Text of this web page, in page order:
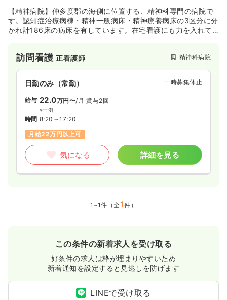
【精神病院】仲多度郡の海側に位置する、精神科専門の病院で
す。認知症治療病棟・精神一般病床・精神療養病床の3区分に分
かれ計186床の病床を有しています。在宅看護にも力を入れて
訪問看護正看護師 精神科病院
日勤のみ（常勤） 一時募集休止
給与 22.0万円〜/月 賞与2回
※一例
時間 8:20～17:20
月給22万円以上可
気になる 詳細を見る
1~1件（全1件）
この条件の新着求人を受け取る
好条件の求人は枠が埋まりやすいため
新着通知を設定すると見逃しを防げます
LINEで受け取る